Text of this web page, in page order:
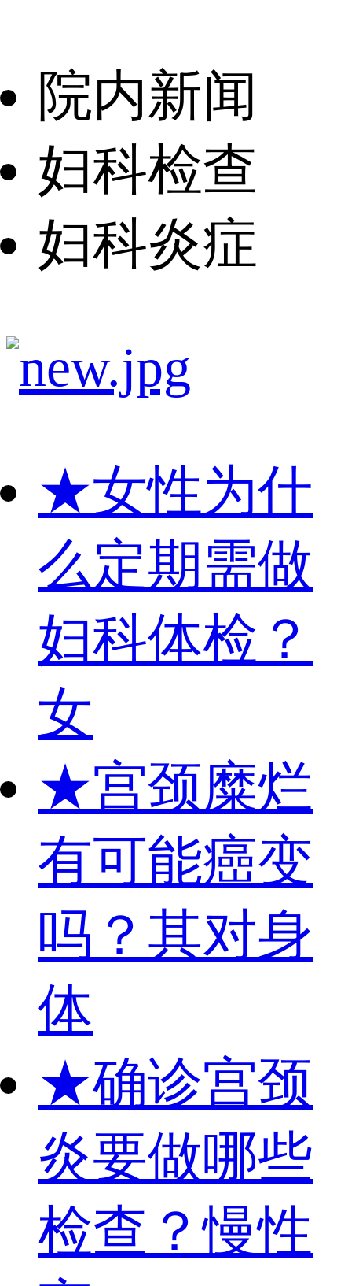
院内新闻
妇科检查
妇科炎症
★女性为什
么定期需做
妇科体检？
女
★宫颈糜烂
有可能癌变
吗？其对身
体
★确诊宫颈
炎要做哪些
检查？慢性